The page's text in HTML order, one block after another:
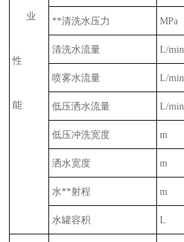
业
性
能
**清洗水压力 MPa
清洗水流量 L/min
喷雾水流量 L/min
低压洒水流量 L/min
低压冲洗宽度 m
洒水宽度 m
水**射程 m
水罐容积 L